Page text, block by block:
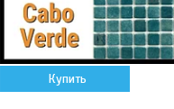
Купить